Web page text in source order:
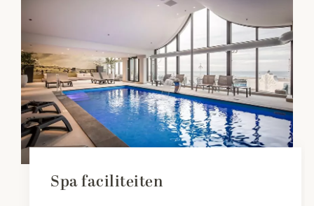
Spa faciliteiten